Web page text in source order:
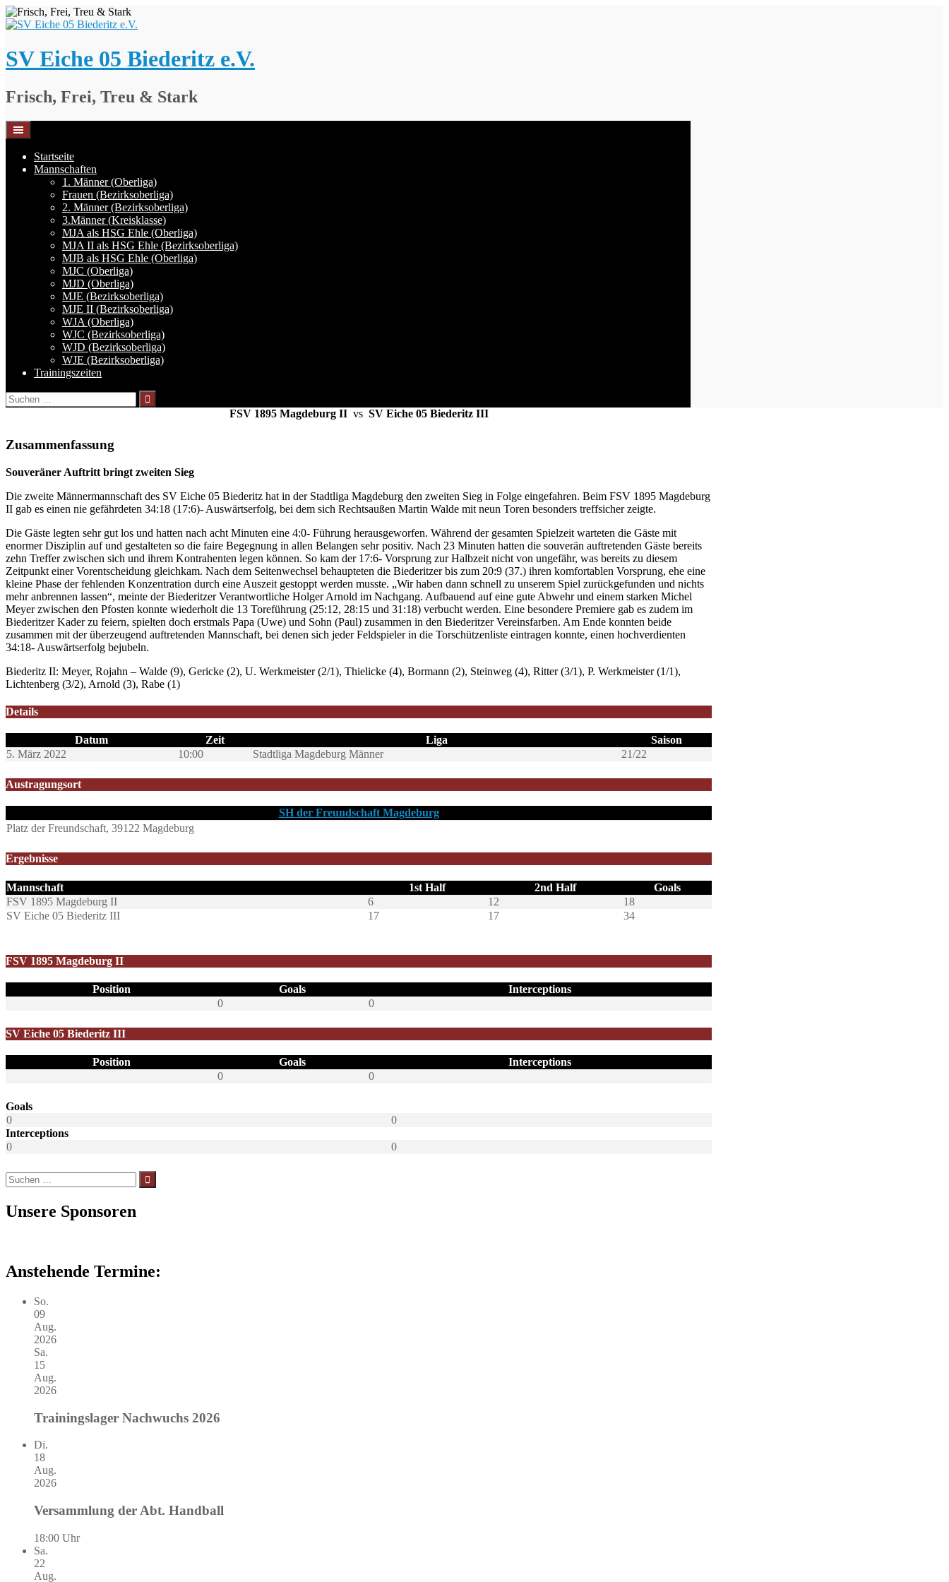
Springe
zum
SV Eiche 05 Biederitz e.V.
Frisch, Frei, Treu & Stark
Startseite
Mannschaften
1. Männer (Oberliga)
Frauen (Bezirksoberliga)
2. Männer (Bezirksoberliga)
3.Männer (Kreisklasse)
MJA als HSG Ehle (Oberliga)
MJA II als HSG Ehle (Bezirksoberliga)
MJB als HSG Ehle (Oberliga)
MJC (Oberliga)
MJD (Oberliga)
MJE (Bezirksoberliga)
MJE II (Bezirksoberliga)
WJA (Oberliga)
WJC (Bezirksoberliga)
WJD (Bezirksoberliga)
WJE (Bezirksoberliga)
Trainingszeiten
Suchen
nach:
FSV 1895 Magdeburg II vs SV Eiche 05 Biederitz III
Zusammenfassung
Souveräner Auftritt bringt zweiten Sieg
Die zweite Männermannschaft des SV Eiche 05 Biederitz hat in der Stadtliga Magdeburg den zweiten Sieg in Folge eingefahren. Beim FSV 1895 Magdeburg
II gab es einen nie gefährdeten 34:18 (17:6)- Auswärtserfolg, bei dem sich Rechtsaußen Martin Walde mit neun Toren besonders treffsicher zeigte.
Die Gäste legten sehr gut los und hatten nach acht Minuten eine 4:0- Führung herausgeworfen. Während der gesamten Spielzeit warteten die Gäste mit
enormer Disziplin auf und gestalteten so die faire Begegnung in allen Belangen sehr positiv. Nach 23 Minuten hatten die souverän auftretenden Gäste bereits
zehn Treffer zwischen sich und ihrem Kontrahenten legen können. So kam der 17:6- Vorsprung zur Halbzeit nicht von ungefähr, was bereits zu diesem
Zeitpunkt einer Vorentscheidung gleichkam. Nach dem Seitenwechsel behaupteten die Biederitzer bis zum 20:9 (37.) ihren komfortablen Vorsprung, ehe eine
kleine Phase der fehlenden Konzentration durch eine Auszeit gestoppt werden musste. „Wir haben dann schnell zu unserem Spiel zurückgefunden und nichts
mehr anbrennen lassen“, meinte der Biederitzer Verantwortliche Holger Arnold im Nachgang. Aufbauend auf eine gute Abwehr und einem starken Michel
Meyer zwischen den Pfosten konnte wiederholt die 13 Toreführung (25:12, 28:15 und 31:18) verbucht werden. Eine besondere Premiere gab es zudem im
Biederitzer Kader zu feiern, spielten doch erstmals Papa (Uwe) und Sohn (Paul) zusammen in den Biederitzer Vereinsfarben. Am Ende konnten beide
zusammen mit der überzeugend auftretenden Mannschaft, bei denen sich jeder Feldspieler in die Torschützenliste eintragen konnte, einen hochverdienten
34:18- Auswärtserfolg bejubeln.
Biederitz II: Meyer, Rojahn – Walde (9), Gericke (2), U. Werkmeister (2/1), Thielicke (4), Bormann (2), Steinweg (4), Ritter (3/1), P. Werkmeister (1/1),
Lichtenberg (3/2), Arnold (3), Rabe (1)
Details
Datum Zeit Liga
Saison
5. März 2022
10:00 Stadtliga Magdeburg Männer 21/22
Austragungsort
SH der Freundschaft Magdeburg
Platz der Freundschaft, 39122 Magdeburg
Ergebnisse
Mannschaft 1st Half 2nd Half
Goals
FSV 1895 Magdeburg II
6 12
18
SV Eiche 05 Biederitz III
17 17 34
FSV 1895 Magdeburg II
Position Goals
Interceptions
0
0
SV Eiche 05 Biederitz III
Position Goals
Interceptions
0
0
Goals
0
0
Interceptions
0
0
Suchen
nach:
Unsere Sponsoren
Anstehende Termine:
So.
09
Aug.
2026
Sa.
15
Aug.
2026
Trainingslager Nachwuchs 2026
Di.
18
Aug.
2026
Versammlung der Abt. Handball
18:00 Uhr
Sa.
22
Aug.